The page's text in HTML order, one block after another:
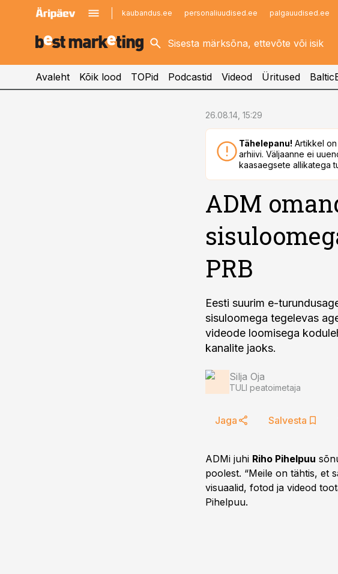
kaubandus.ee personaliuudised.ee palgauudised.ee
kinnisvarauudised.ee
logistikauudised.ee
imelineajalugu.ee
Infopank
Avaleht Kõik lood TOPid Podcastid Videod Üritused
26.08.14, 15:29
Tähelepanu! Artikkel
arhiivi. Väljaanne ei
kaasaegsete allikatega
ADM
PRB
Eesti suurim e-
sisuloomega tegelevas
videode loomisega
kanalite jaoks.
Silja Oja
TULI peatoimetaja
Jaga Salvesta
ADMi juhi Riho Pihelpuu
poolest. “Meile on tähtis, et
visuaalid, fotod ja videod
Pihelpuu.